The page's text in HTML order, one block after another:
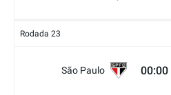
Rodada 23
São Paulo 00:00